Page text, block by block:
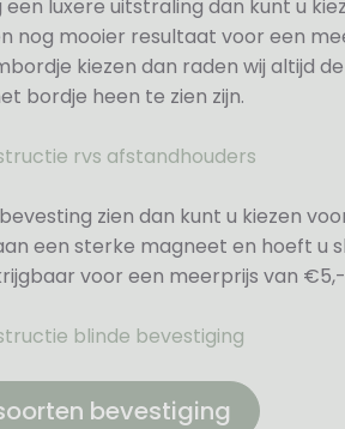
een luxere uitstraling dan kunt u
nog mooier resultaat voor een
kiezen dan raden wij altijd
bordje heen te zien zijn.
rvs afstandhouders
zien dan kunt u kiezen
een sterke magneet en hoeft u
voor een meerprijs van
blinde bevestiging
bevestiging